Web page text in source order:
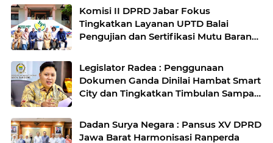
Komisi II DPRD Jabar Fokus
Tingkatkan Layanan UPTD Balai
Pengujian dan Sertifikasi Mutu Barang
Legislator Radea : Penggunaan
Dokumen Ganda Dinilai Hambat Smart
City dan Tingkatkan Timbulan Sampah
Dadan Surya Negara : Pansus XV DPRD
Jawa Barat Harmonisasi Ranperda